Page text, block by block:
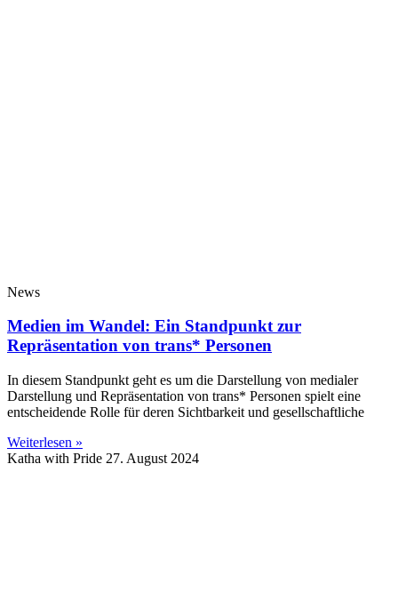
News
Medien im Wandel: Ein Standpunkt zur
Repräsentation von trans* Personen
In diesem Standpunkt geht es um die Darstellung von medialer
Darstellung und Repräsentation von trans* Personen spielt eine
entscheidende Rolle für deren Sichtbarkeit und gesellschaftliche
Weiterlesen »
Katha with Pride 27. August 2024